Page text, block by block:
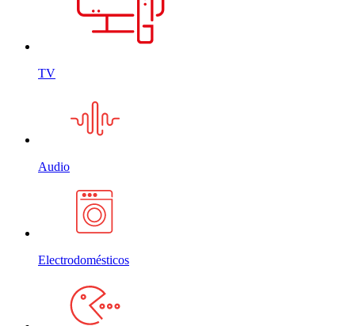
TV
Audio
Electrodomésticos